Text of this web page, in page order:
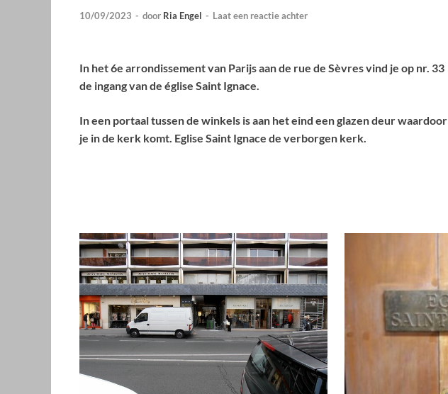
10/09/2023 - door Ria Engel - Laat een reactie achter
In het 6e arrondissement van Parijs aan de rue de Sèvres vind je op nr. 33
de ingang van de église Saint Ignace.
In een portaal tussen de winkels is aan het eind een glazen deur waardoor
je in de kerk komt. Eglise Saint Ignace de verborgen kerk.